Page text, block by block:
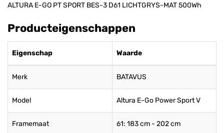
ALTURA E-GO PT SPORT BES-3 D61 LICHTGRYS-MAT 500Wh
Producteigenschappen
Eigenschap Waarde
Merk BATAVUS
Model Altura E-Go Power Sport V
Framemaat 61: 183 cm - 202 cm